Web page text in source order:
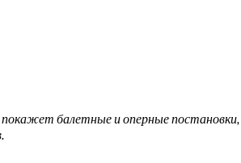
покажет балетные и оперные